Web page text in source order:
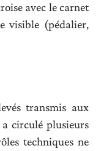
avec le carnet
visible (pédalier,
transmis aux
a circulé plusieurs
techniques ne